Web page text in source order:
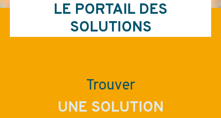
LE PORTAIL DES
SOLUTIONS
Trouver
UNE SOLUTION